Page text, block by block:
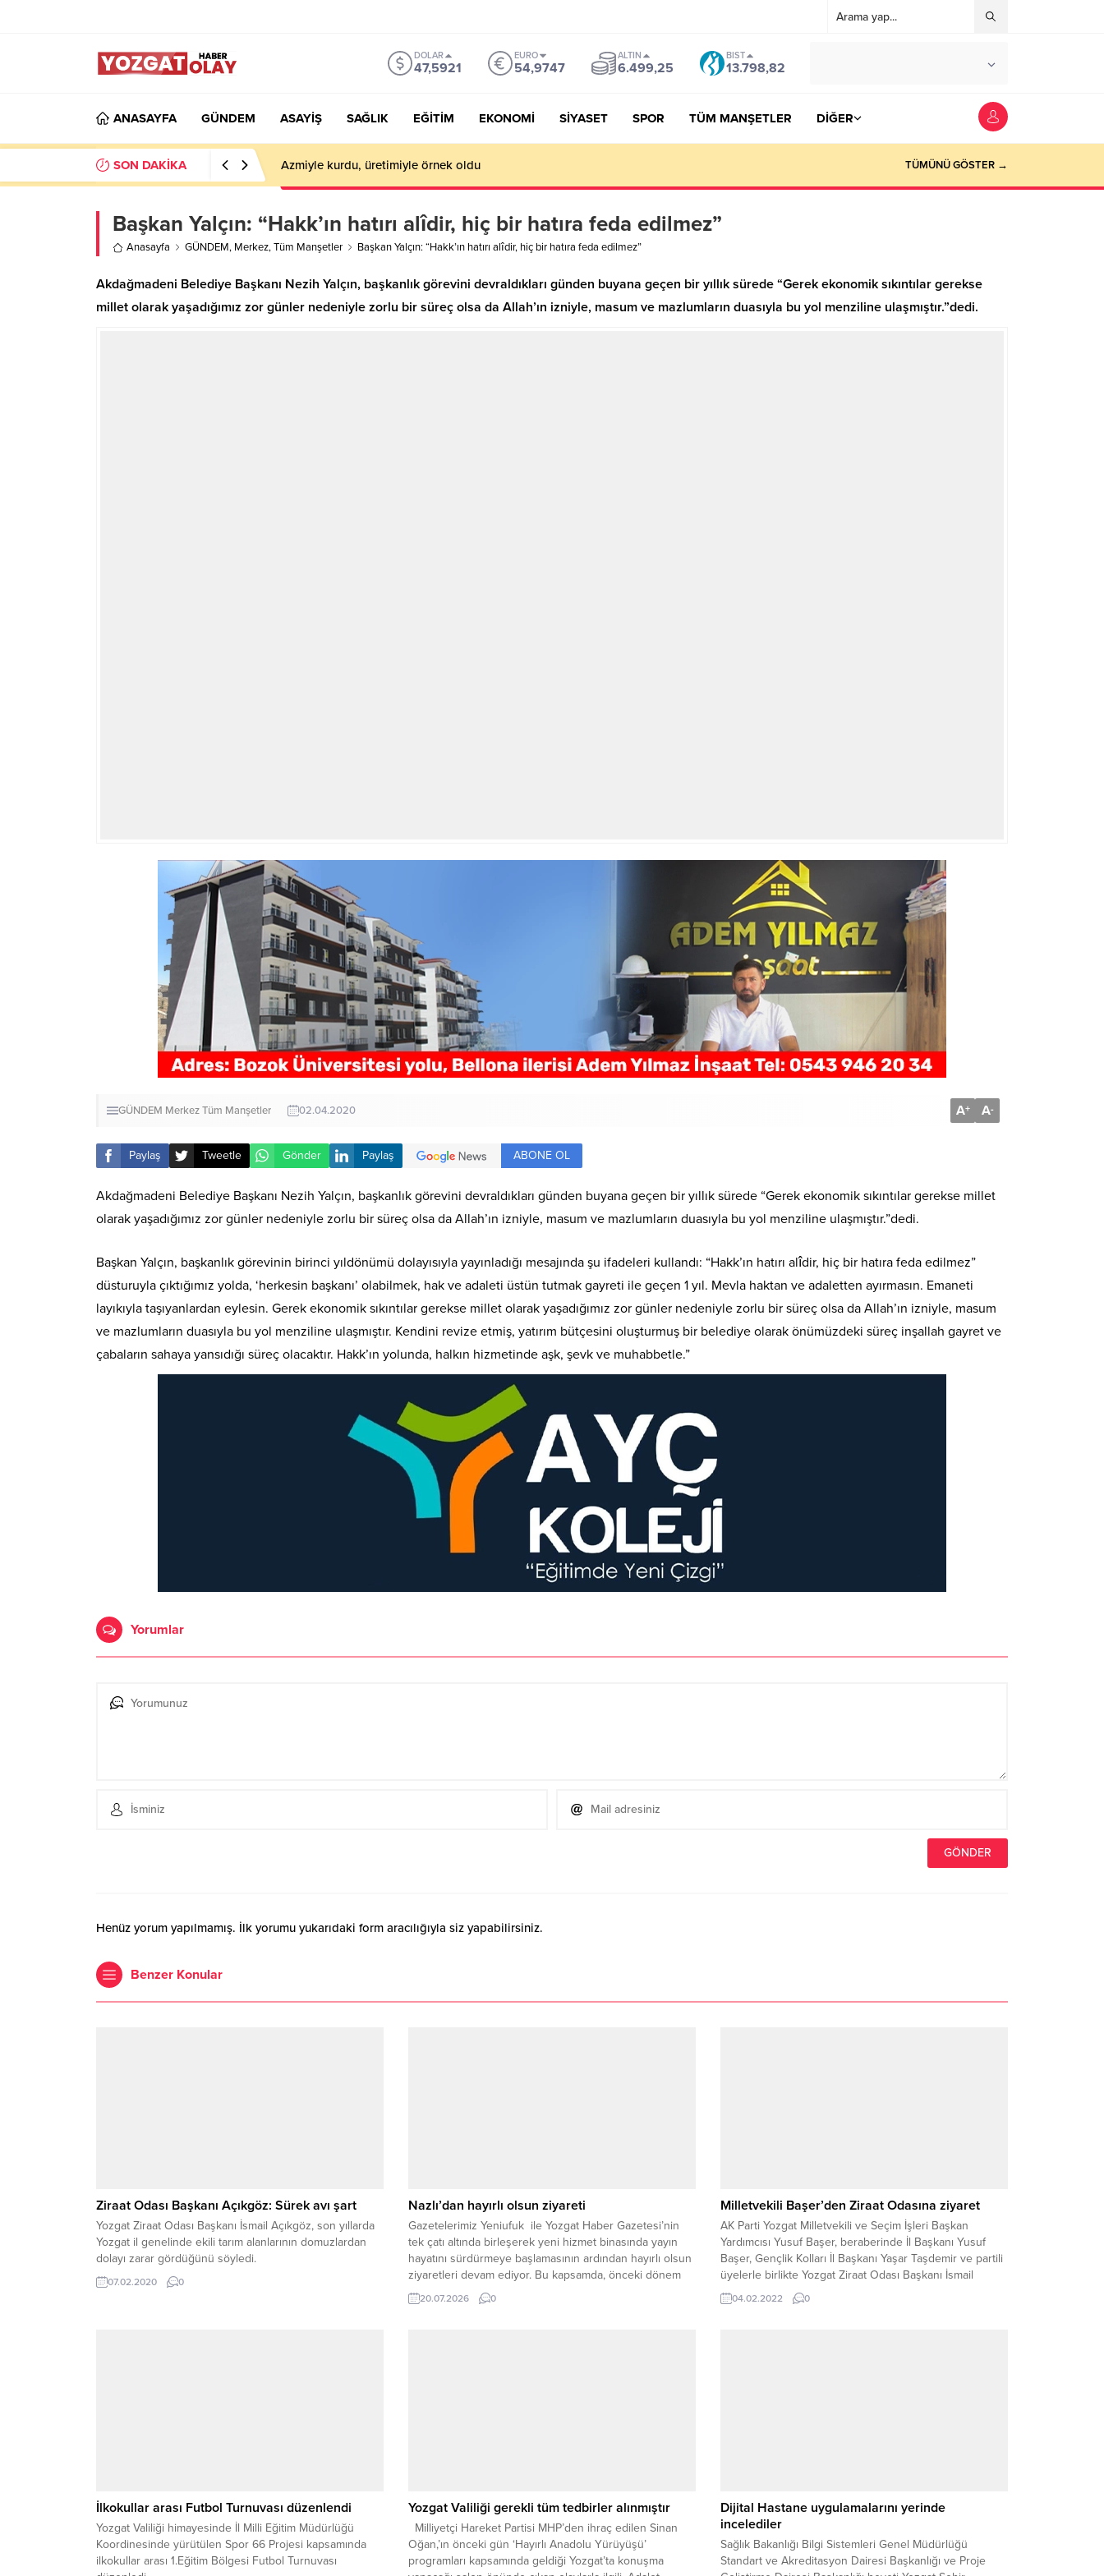
DOLAR
47,5921
EURO
54,9747
ALTIN
6.499,25
BIST
13.798,82
ANASAYFA GÜNDEM ASAYİŞ SAĞLIK EĞİTİM EKONOMİ SİYASET SPOR TÜM MANŞETLER DİĞER
SON DAKİKA Azmiyle kurdu, üretimiyle örnek oldu TÜMÜNÜ GÖSTER →
Başkan Yalçın: “Hakk’ın hatırı alîdir, hiç bir hatıra feda edilmez”
Anasayfa GÜNDEM, Merkez,Tüm Manşetler Başkan Yalçın: “Hakk’ın hatırı alîdir, hiç bir hatıra feda edilmez”
Akdağmadeni Belediye Başkanı Nezih Yalçın, başkanlık görevini devraldıkları günden buyana geçen bir yıllık sürede “Gerek ekonomik sıkıntılar gerekse
millet olarak yaşadığımız zor günler nedeniyle zorlu bir süreç olsa da Allah’ın izniyle, masum ve mazlumların duasıyla bu yol menziline ulaşmıştır.”dedi.
GÜNDEM MerkezTüm Manşetler 02.04.2020 A+ A-
Paylaş Tweetle Gönder Paylaş ABONE OL
Akdağmadeni Belediye Başkanı Nezih Yalçın, başkanlık görevini devraldıkları günden buyana geçen bir yıllık sürede “Gerek ekonomik sıkıntılar gerekse millet
olarak yaşadığımız zor günler nedeniyle zorlu bir süreç olsa da Allah’ın izniyle, masum ve mazlumların duasıyla bu yol menziline ulaşmıştır.”dedi.
Başkan Yalçın, başkanlık görevinin birinci yıldönümü dolayısıyla yayınladığı mesajında şu ifadeleri kullandı: “Hakk’ın hatırı alîdir, hiç bir hatıra feda edilmez”
düsturuyla çıktığımız yolda, ‘herkesin başkanı’ olabilmek, hak ve adaleti üstün tutmak gayreti ile geçen 1 yıl. Mevla haktan ve adaletten ayırmasın. Emaneti
layıkıyla taşıyanlardan eylesin. Gerek ekonomik sıkıntılar gerekse millet olarak yaşadığımız zor günler nedeniyle zorlu bir süreç olsa da Allah’ın izniyle, masum
ve mazlumların duasıyla bu yol menziline ulaşmıştır. Kendini revize etmiş, yatırım bütçesini oluşturmuş bir belediye olarak önümüzdeki süreç inşallah gayret ve
çabaların sahaya yansıdığı süreç olacaktır. Hakk’ın yolunda, halkın hizmetinde aşk, şevk ve muhabbetle.”
Yorumlar
Henüz yorum yapılmamış. İlk yorumu yukarıdaki form aracılığıyla siz yapabilirsiniz.
Benzer Konular
Ziraat Odası Başkanı Açıkgöz: Sürek avı şart
Yozgat Ziraat Odası Başkanı İsmail Açıkgöz, son yıllarda
Yozgat il genelinde ekili tarım alanlarının domuzlardan
dolayı zarar gördüğünü söyledi.
07.02.2020 0
Nazlı’dan hayırlı olsun ziyareti
Gazetelerimiz Yeniufuk ile Yozgat Haber Gazetesi’nin
tek çatı altında birleşerek yeni hizmet binasında yayın
hayatını sürdürmeye başlamasının ardından hayırlı olsun
ziyaretleri devam ediyor. Bu kapsamda, önceki dönem
Yozgat İl Genel Meclis Başkanı ve AK Parti Merkez İlçe
Eski Başkanı İskender Nazlı, Yeniufuk Gazetesi, Yozgat
20.07.2026 0
Milletvekili Başer’den Ziraat Odasına ziyaret
AK Parti Yozgat Milletvekili ve Seçim İşleri Başkan
Yardımcısı Yusuf Başer, beraberinde İl Başkanı Yusuf
Başer, Gençlik Kolları İl Başkanı Yaşar Taşdemir ve partili
üyelerle birlikte Yozgat Ziraat Odası Başkanı İsmail
Açıkgöz’ü ziyaret etti.
04.02.2022 0
İlkokullar arası Futbol Turnuvası düzenlendi
Yozgat Valiliği himayesinde İl Milli Eğitim Müdürlüğü
Koordinesinde yürütülen Spor 66 Projesi kapsamında
ilkokullar arası 1.Eğitim Bölgesi Futbol Turnuvası
Yozgat Valiliği gerekli tüm tedbirler alınmıştır
Milliyetçi Hareket Partisi MHP’den ihraç edilen Sinan
Oğan,’ın önceki gün ‘Hayırlı Anadolu Yürüyüşü’
programları kapsamında geldiği Yozgat’ta konuşma
Dijital Hastane uygulamalarını yerinde
incelediler
Sağlık Bakanlığı Bilgi Sistemleri Genel Müdürlüğü
Standart ve Akreditasyon Dairesi Başkanlığı ve Proje